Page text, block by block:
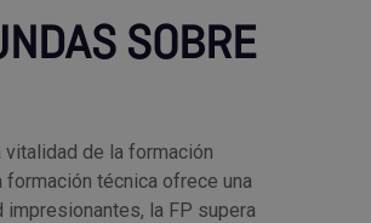
SOBRE
de la formación
técnica ofrece una
la FP supera